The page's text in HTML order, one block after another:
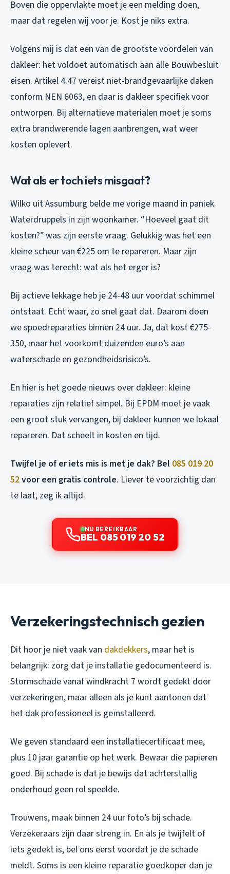
Boven die oppervlakte moet je een melding doen,
maar dat regelen wij voor je. Kost je niks extra.
Volgens mij is dat een van de grootste voordelen van
dakleer: het voldoet automatisch aan alle Bouwbesluit
eisen. Artikel 4.47 vereist niet-brandgevaarlijke daken
conform NEN 6063, en daar is dakleer specifiek voor
ontworpen. Bij alternatieve materialen moet je soms
extra brandwerende lagen aanbrengen, wat weer
kosten oplevert.
Wat als er toch iets misgaat?
Wilko uit Assumburg belde me vorige maand in paniek.
Waterdruppels in zijn woonkamer. “Hoeveel gaat dit
kosten?” was zijn eerste vraag. Gelukkig was het een
kleine scheur van €225 om te repareren. Maar zijn
vraag was terecht: wat als het erger is?
Bij actieve lekkage heb je 24-48 uur voordat schimmel
ontstaat. Echt waar, zo snel gaat dat. Daarom doen
we spoedreparaties binnen 24 uur. Ja, dat kost €275-
350, maar het voorkomt duizenden euro’s aan
waterschade en gezondheidsrisico’s.
En hier is het goede nieuws over dakleer: kleine
reparaties zijn relatief simpel. Bij EPDM moet je vaak
een groot stuk vervangen, bij dakleer kunnen we lokaal
repareren. Dat scheelt in kosten en tijd.
Twijfel je of er iets mis is met je dak? Bel 085 019 20
52voor een gratis controle. Liever te voorzichtig dan
te laat, zeg ik altijd.
NU BEREIKBAAR
BEL 085 019 20 52
Verzekeringstechnisch gezien
Dit hoor je niet vaak van dakdekkers, maar het is
belangrijk: zorg dat je installatie gedocumenteerd is.
Stormschade vanaf windkracht 7 wordt gedekt door
verzekeringen, maar alleen als je kunt aantonen dat
het dak professioneel is geïnstalleerd.
We geven standaard een installatiecertificaat mee,
plus 10 jaar garantie op het werk. Bewaar die papieren
goed. Bij schade is dat je bewijs dat achterstallig
onderhoud geen rol speelde.
Trouwens, maak binnen 24 uur foto’s bij schade.
Verzekeraars zijn daar streng in. En als je twijfelt of
iets gedekt is, bel ons eerst voordat je de schade
meldt. Soms is een kleine reparatie goedkoper dan je